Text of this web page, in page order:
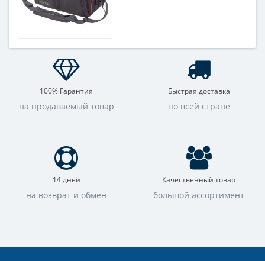
100% Гарантия
на продаваемый товар
Быстрая доставка
по всей стране
14 дней
на возврат и обмен
Качественный товар
большой ассортимент